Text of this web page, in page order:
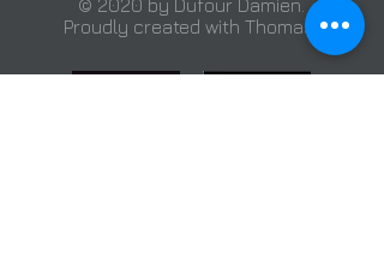
© 2020 by Dufour Damien.
Proudly created with Thomas.